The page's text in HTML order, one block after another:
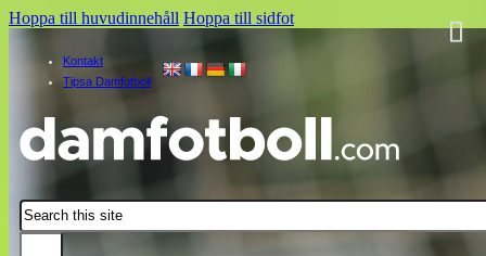
Hoppa till huvudinnehåll Hoppa till sidfot
Kontakt
Tipsa Damfotboll
Sök